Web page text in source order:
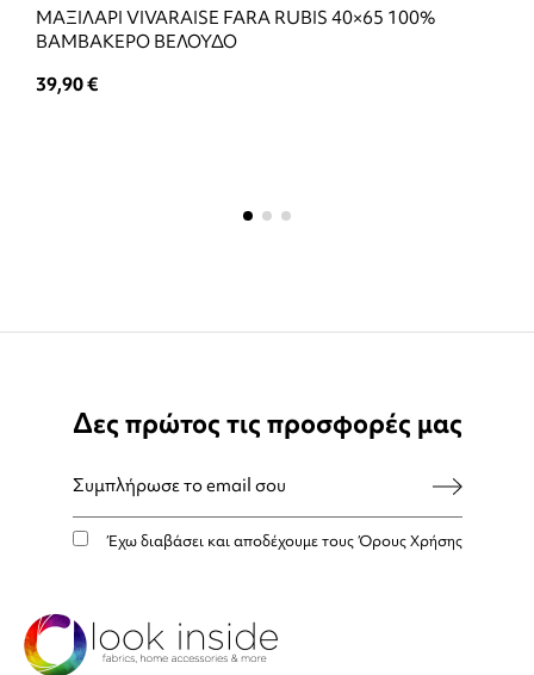
ΜΑΞΙΛΑΡΙ VIVARAISE FARA RUBIS 40×65 100%
ΒΑΜΒΑΚΕΡΟ ΒΕΛΟΥΔΟ
39,90 €
Δες πρώτος τις προσφορές μας
Έχω διαβάσει και αποδέχουμε τουςΌρους Χρήσης